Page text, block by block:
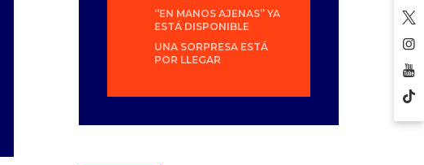
“EN MANOS AJENAS” YA
ESTÁ DISPONIBLE
UNA SORPRESA ESTÁ
POR LLEGAR